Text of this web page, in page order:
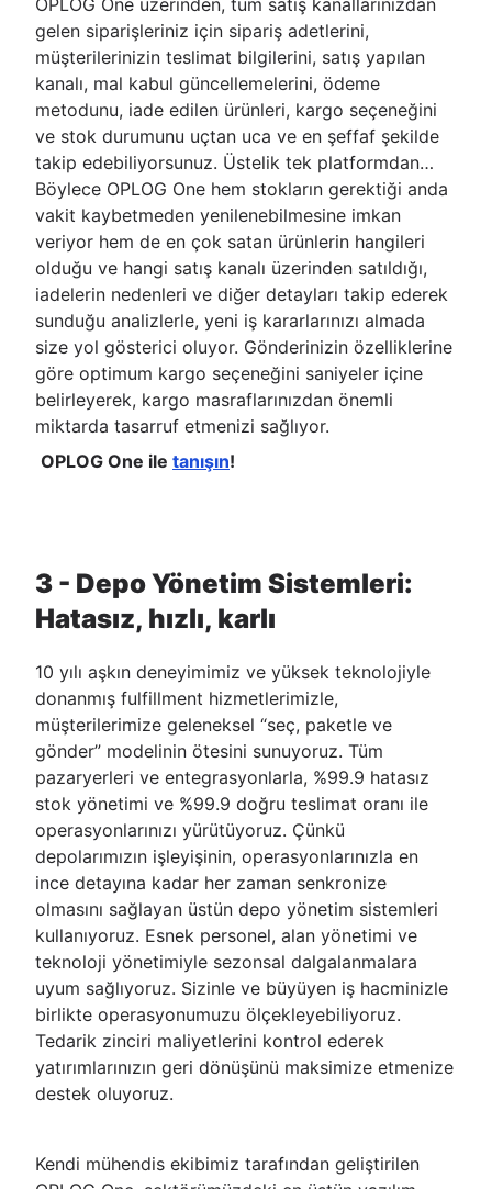
gelen siparişleriniz için sipariş adetlerini,
müşterilerinizin teslimat bilgilerini, satış yapılan
kanalı, mal kabul güncellemelerini, ödeme
metodunu, iade edilen ürünleri, kargo seçeneğini
ve stok durumunu uçtan uca ve en şeffaf şekilde
takip edebiliyorsunuz. Üstelik tek platformdan…
Böylece OPLOG One hem stokların gerektiği anda
vakit kaybetmeden yenilenebilmesine imkan
veriyor hem de en çok satan ürünlerin hangileri
olduğu ve hangi satış kanalı üzerinden satıldığı,
iadelerin nedenleri ve diğer detayları takip ederek
sunduğu analizlerle, yeni iş kararlarınızı almada
size yol gösterici oluyor. Gönderinizin özelliklerine
göre optimum kargo seçeneğini saniyeler içine
belirleyerek, kargo masraflarınızdan önemli
miktarda tasarruf etmenizi sağlıyor.
OPLOG One ile tanışın!
3 - Depo Yönetim Sistemleri:
Hatasız, hızlı, karlı
10 yılı aşkın deneyimimiz ve yüksek teknolojiyle
donanmış fulfillment hizmetlerimizle,
müşterilerimize geleneksel “seç, paketle ve
gönder” modelinin ötesini sunuyoruz. Tüm
pazaryerleri ve entegrasyonlarla, %99.9 hatasız
stok yönetimi ve %99.9 doğru teslimat oranı ile
operasyonlarınızı yürütüyoruz. Çünkü
depolarımızın işleyişinin, operasyonlarınızla en
ince detayına kadar her zaman senkronize
olmasını sağlayan üstün depo yönetim sistemleri
kullanıyoruz. Esnek personel, alan yönetimi ve
teknoloji yönetimiyle sezonsal dalgalanmalara
uyum sağlıyoruz. Sizinle ve büyüyen iş hacminizle
birlikte operasyonumuzu ölçekleyebiliyoruz.
Tedarik zinciri maliyetlerini kontrol ederek
yatırımlarınızın geri dönüşünü maksimize etmenize
destek oluyoruz.
Kendi mühendis ekibimiz tarafından geliştirilen